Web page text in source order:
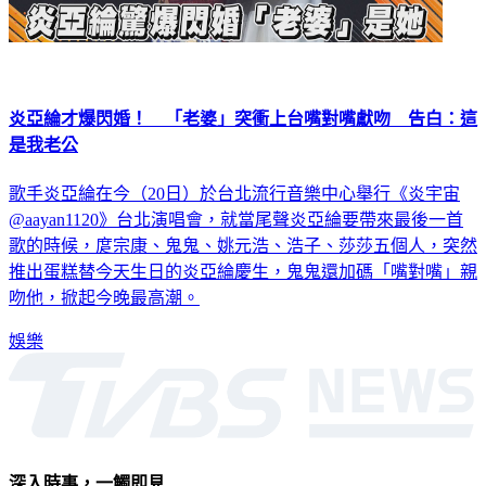
炎亞綸才爆閃婚！ 「老婆」突衝上台嘴對嘴獻吻 告白：這
是我老公
歌手炎亞綸在今（20日）於台北流行音樂中心舉行《炎宇宙
@aayan1120》台北演唱會，就當尾聲炎亞綸要帶來最後一首
歌的時候，庹宗康、鬼鬼、姚元浩、浩子、莎莎五個人，突然
推出蛋糕替今天生日的炎亞綸慶生，鬼鬼還加碼「嘴對嘴」親
吻他，掀起今晚最高潮。
娛樂